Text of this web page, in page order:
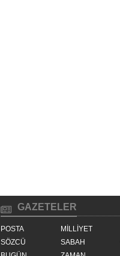
GAZETELER
POSTA MİLLİYET
SÖZCÜ
SABAH